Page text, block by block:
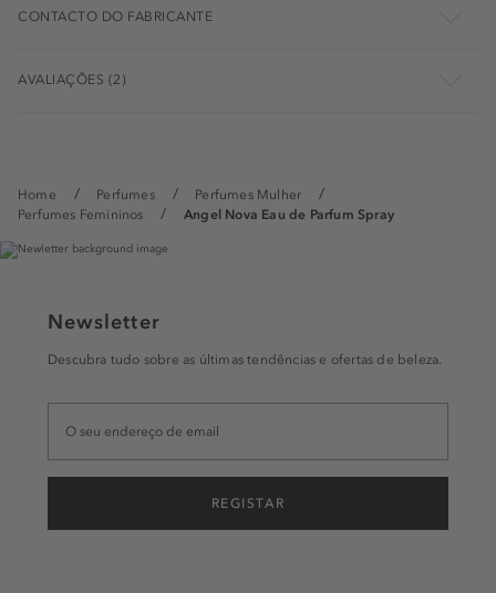
Home Perfumes
Perfumes Mulher
Perfumes Femininos
Angel Nova Eau de Parfum Spray
CONTACTO DO FABRICANTE
AVALIAÇÕES (2)
Newsletter
Descubra tudo sobre as últimas tendências e ofertas de beleza.
REGISTAR